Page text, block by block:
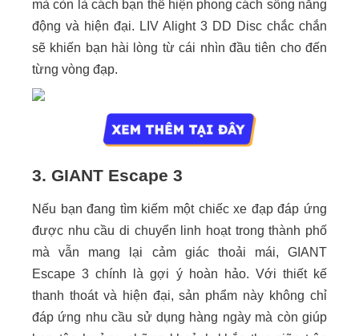
mà còn là cách bạn thể hiện phong cách sống năng
động và hiện đại. LIV Alight 3 DD Disc chắc chắn
sẽ khiến bạn hài lòng từ cái nhìn đầu tiên cho đến
từng vòng đạp.
3. GIANT Escape 3
Nếu bạn đang tìm kiếm một chiếc xe đạp đáp ứng
được nhu cầu di chuyển linh hoạt trong thành phố
mà vẫn mang lại cảm giác thoải mái, GIANT
Escape 3 chính là gợi ý hoàn hảo. Với thiết kế
thanh thoát và hiện đại, sản phẩm này không chỉ
đáp ứng nhu cầu sử dụng hàng ngày mà còn giúp